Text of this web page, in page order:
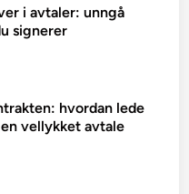
i avtaler: unngå
signerer
hvordan lede
vellykket avtale